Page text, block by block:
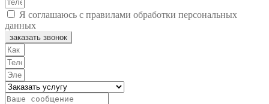
Я соглашаюсь с правилами обработки персональных
данных
заказать звонок